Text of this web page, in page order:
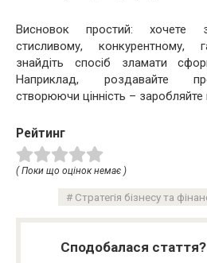
Висновок простий: хочете
стисливому, конкурентному,
знайдіть спосіб зламати
Наприклад, роздавайте
створюючи цінність – заробляйте
Рейтинг
( Поки що оцінок немає )
Стратегія бізнесу та
Сподобалася